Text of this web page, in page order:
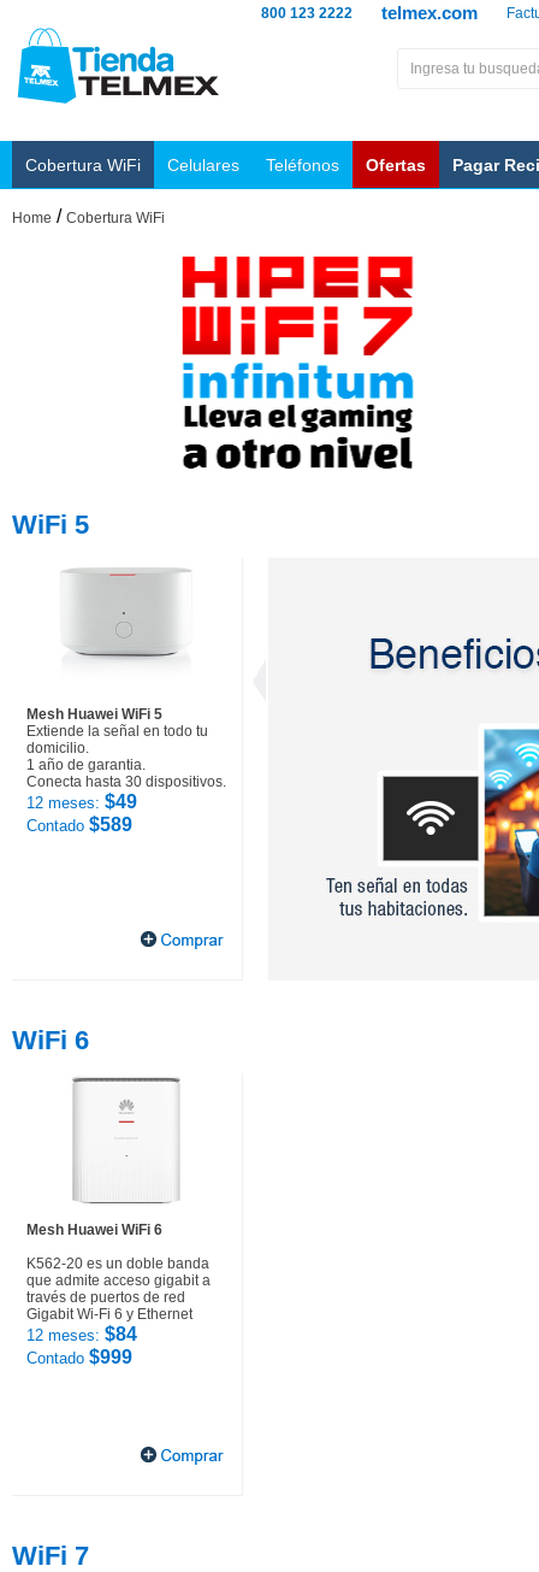
telmex.com
800 123 2222
Cobertura WiFi Celulares Teléfonos Ofertas Pagar
Home / Cobertura WiFi
WiFi 5
Mesh Huawei WiFi 5
Extiende la señal en todo tu
domicilio.
1 año de garantia.
Conecta hasta 30 dispositivos.
12 meses: $49
Contado $589
WiFi 6
Mesh Huawei WiFi 6
K562-20 es un doble banda
que admite acceso gigabit a
través de puertos de red
Gigabit Wi-Fi 6 y Ethernet
12 meses: $84
Contado $999
WiFi 7